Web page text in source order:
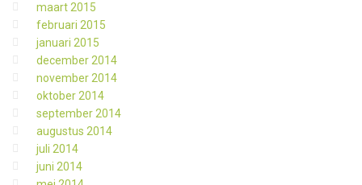
maart 2015
februari 2015
januari 2015
december 2014
november 2014
oktober 2014
september 2014
augustus 2014
juli 2014
juni 2014